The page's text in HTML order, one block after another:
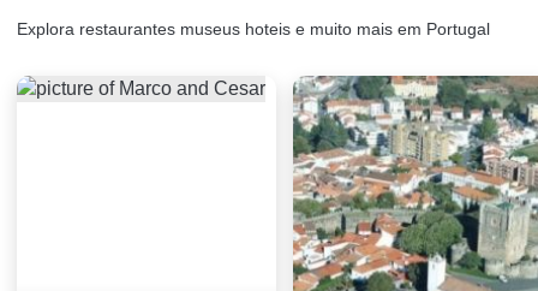
Explora restaurantes museus hoteis e muito mais em Portugal